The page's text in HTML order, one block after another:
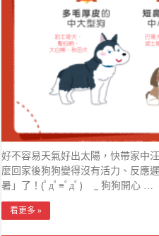
好不容易天氣好出太陽，快帶家中
麼回家後狗狗變得沒有活力、反應
暑」了！(ﾟдﾟ≡ﾟдﾟ) _ 狗狗開心 …
看更多 »